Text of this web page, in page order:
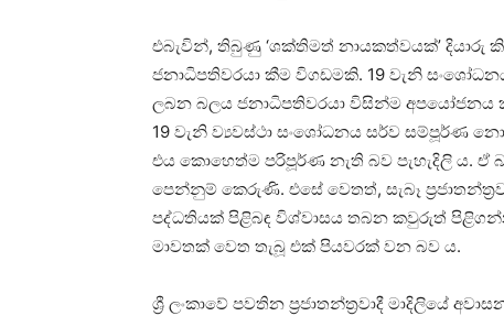
එබැවින්, තිබුණු ‘ශක්තිමත් නායකත්වයක්’ දියාරු
ජනාධිපතිවරයා කීම විගඩමකි. 19 වැනි
ලබන බලය ජනාධිපතිවරයා විසින්ම අපයෝජනය
19 වැනි ව්‍යවස්ථා සංශෝධනය සර්ව සම්පූර්ණ
එය කොහෙත්ම පරිපූර්ණ නැති බව පැහැදිලි ය. ඒ
පෙන්නුම් කෙරුණි. එසේ වෙතත්, සැබෑ
පද්ධතියක් පිළිබඳ විශ්වාසය තබන කවුරුත්
මාවතක් වෙත තැබූ එක් පියවරක් වන බව ය.
ශ්‍රී ලංකාවේ පවතින ප්‍රජාතන්ත්‍රවාදී මාදිලියේ